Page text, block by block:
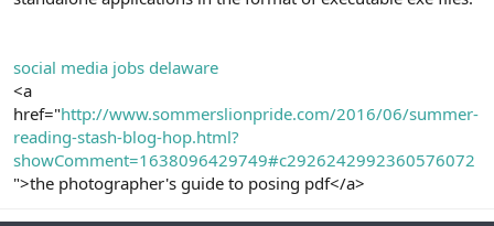
social media jobs delaware
<a
href="http://www.sommerslionpride.com/2016/06/summer-
reading-stash-blog-hop.html?
showComment=1638096429749#c2926242992360576072
">the photographer's guide to posing pdf</a>